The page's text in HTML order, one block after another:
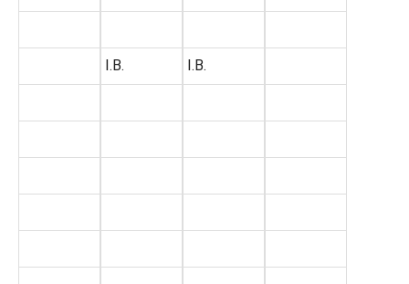
I.B. I.B.